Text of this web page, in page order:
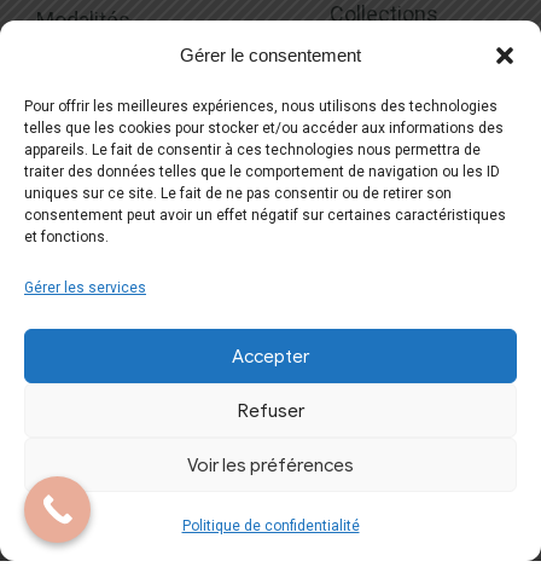
Gérer le consentement
Pour offrir les meilleures expériences, nous utilisons des technologies
telles que les cookies pour stocker et/ou accéder aux informations des
appareils. Le fait de consentir à ces technologies nous permettra de
traiter des données telles que le comportement de navigation ou les ID
uniques sur ce site. Le fait de ne pas consentir ou de retirer son
consentement peut avoir un effet négatif sur certaines caractéristiques
et fonctions.
Gérer les services
Accepter
Refuser
Voir les préférences
Politique de confidentialité
Collections
Contactez-nous
Modalités
Politique de
confidentialité